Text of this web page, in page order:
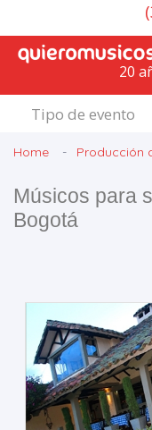
20
Tipo de evento
Home Producción
Músicos para
Bogotá